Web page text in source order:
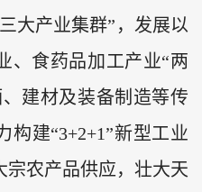
大产业集群”，发展以
、食药品加工产业“两
建材及装备制造等传
构建“3+2+1”新型工业
农产品供应，壮大天